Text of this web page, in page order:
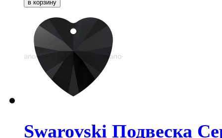
Swarovski Подвеска